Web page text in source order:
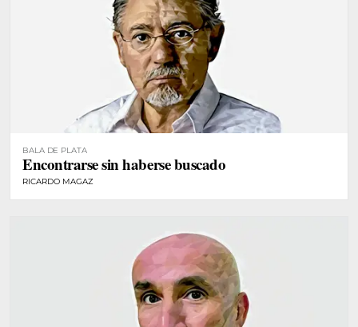
BALA DE PLATA
Encontrarse sin haberse buscado
RICARDO MAGAZ